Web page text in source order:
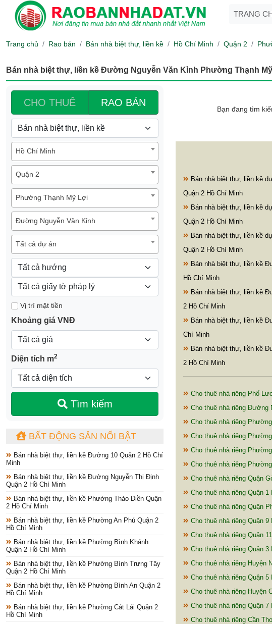
TRANG
Trang chủ Rao bán Bán nhà biệt thự, liền kề Hồ Chí Minh Quận 2
Bán nhà biệt thự, liền kề Đường Nguyễn Văn Kỉnh Phường Thạnh
CHO THUÊ RAO BÁN
Hồ Chí Minh
Quận 2
Phường Thạnh Mỹ Lợi
Đường Nguyễn Văn Kỉnh
Tất cả dự án
Vị trí mặt tiền
Khoảng giá VNĐ
Diện tích m2
Tìm kiếm
BẤT ĐỘNG SẢN NỔI BẬT
Bán nhà biệt thự, liền kề Đường 10 Quận 2 Hồ Chí
Minh
Bán nhà biệt thự, liền kề Đường Nguyễn Thị Định
Quận 2 Hồ Chí Minh
Bán nhà biệt thự, liền kề Phường Thảo Điền Quận
2 Hồ Chí Minh
Bán nhà biệt thự, liền kề Phường An Phú Quận 2
Hồ Chí Minh
Bán nhà biệt thự, liền kề Phường Bình Khánh
Quận 2 Hồ Chí Minh
Bán nhà biệt thự, liền kề Phường Bình Trưng Tây
Quận 2 Hồ Chí Minh
Bán nhà biệt thự, liền kề Phường Bình An Quận 2
Hồ Chí Minh
Bán nhà biệt thự, liền kề Phường Cát Lái Quận 2
Hồ Chí Minh
Bạn đang tìm
Bán nhà biệt thự, liền kề
Quận 2 Hồ Chí Minh
Bán nhà biệt thự, liền kề
Quận 2 Hồ Chí Minh
Bán nhà biệt thự, liền kề
Quận 2 Hồ Chí Minh
Bán nhà biệt thự, liền kề
Hồ Chí Minh
Bán nhà biệt thự, liền kề
2 Hồ Chí Minh
Bán nhà biệt thự, liền kề
Chí Minh
Bán nhà biệt thự, liền kề
2 Hồ Chí Minh
Cho thuê nhà riêng Phố
Cho thuê nhà riêng Đường
Cho thuê nhà riêng
Cho thuê nhà riêng
Cho thuê nhà riêng
Cho thuê nhà riêng
Cho thuê nhà riêng Quận
Cho thuê nhà riêng Quận 1
Cho thuê nhà riêng Quận
Cho thuê nhà riêng Quận 9
Cho thuê nhà riêng Quận
Cho thuê nhà riêng Quận 3
Cho thuê nhà riêng Huyện
Cho thuê nhà riêng Quận 5
Cho thuê nhà riêng Huyện
Cho thuê nhà riêng Quận 7
Cho thuê nhà riêng Cần